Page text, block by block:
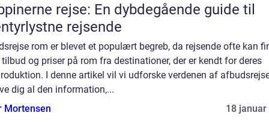
rejse: En dybdegående guide til
rejsende
rom er blevet et populært begreb, da rejsende ofte kan
og priser på rom fra destinationer, der er kendt for deres
I denne artikel vil vi udforske verdenen af
dig al den information,...
Mortensen
18 januar